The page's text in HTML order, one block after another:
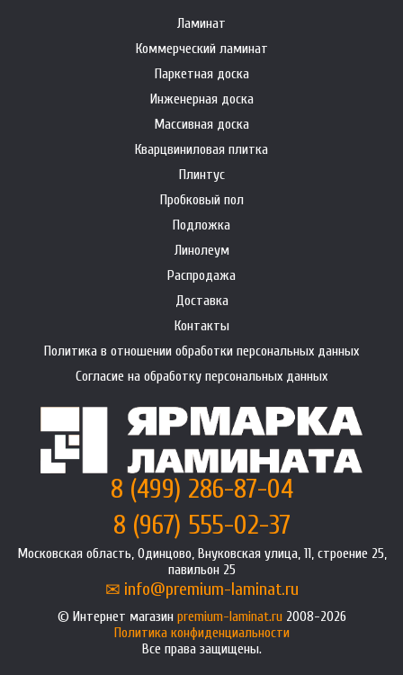
Ламинат
Коммерческий ламинат
Паркетная доска
Инженерная доска
Массивная доска
Кварцвиниловая плитка
Плинтус
Пробковый пол
Подложка
Линолеум
Распродажа
Доставка
Контакты
Политика в отношении обработки персональных данных
Согласие на обработку персональных данных
8 (499) 286-87-04
8 (967) 555-02-37
Московская область, Одинцово, Внуковская улица, 11, строение 25,
павильон 25
info@premium-laminat.ru
Интернет магазин premium-laminat.ru2008-2026
Политика конфиденциальности
Все права защищены.